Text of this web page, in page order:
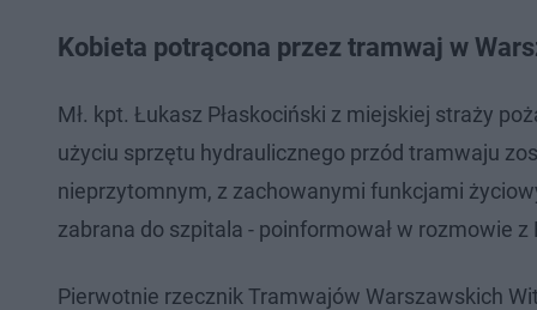
Kobieta potrącona przez tramwaj w
Mł. kpt. Łukasz Płaskociński z miejskiej straży
użyciu sprzętu hydraulicznego przód tramwaju
nieprzytomnym, z zachowanymi funkcjami
zabrana do szpitala - poinformował w rozmowie z
Pierwotnie rzecznik Tramwajów Warszawskich